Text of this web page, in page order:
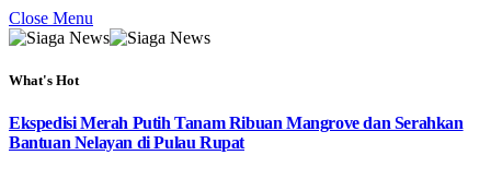
Close Menu
What's Hot
Ekspedisi Merah Putih Tanam Ribuan Mangrove dan Serahkan
Bantuan Nelayan di Pulau Rupat